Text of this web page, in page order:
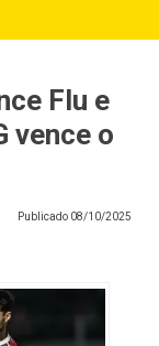
Flu e
vence o
Publicado 08/10/2025